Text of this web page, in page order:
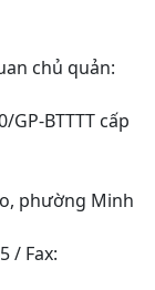
chủ quản:
BTTTT cấp
phường Minh
/ Fax: